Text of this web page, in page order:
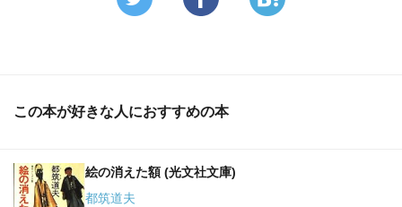
この本が好きな人におすすめの本
絵の消えた額 (光文社文庫)
都筑道夫